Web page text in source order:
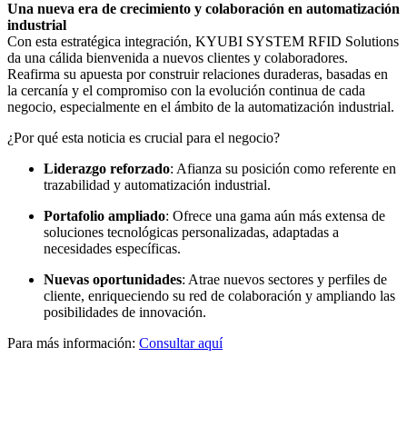
Una nueva era de crecimiento y colaboración en automatización
industrial
Con esta estratégica integración, KYUBI SYSTEM RFID Solutions
da una cálida bienvenida a nuevos clientes y colaboradores.
Reafirma su apuesta por construir relaciones duraderas, basadas en
la cercanía y el compromiso con la evolución continua de cada
negocio, especialmente en el ámbito de la automatización industrial.
¿Por qué esta noticia es crucial para el negocio?
Liderazgo reforzado: Afianza su posición como referente en
trazabilidad y automatización industrial.
Portafolio ampliado: Ofrece una gama aún más extensa de
soluciones tecnológicas personalizadas, adaptadas a
necesidades específicas.
Nuevas oportunidades: Atrae nuevos sectores y perfiles de
cliente, enriqueciendo su red de colaboración y ampliando las
posibilidades de innovación.
Para más información: Consultar aquí